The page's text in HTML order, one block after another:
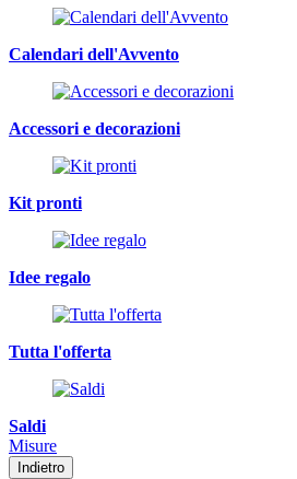
Calendari dell'Avvento
Accessori e decorazioni
Kit pronti
Idee regalo
Tutta l'offerta
Saldi
Misure
Indietro